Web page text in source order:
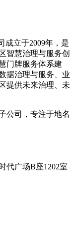
成立于2009年，是
智慧治理与服务创
门牌服务体系建
据治理与服务、业
提供未来治理、未
公司，专注于地名
代广场B座1202室